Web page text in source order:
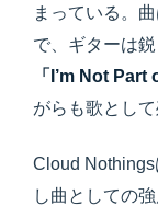
まっている。
で、ギターは
「I’m Not Part
がらも歌として
Cloud
し曲としての